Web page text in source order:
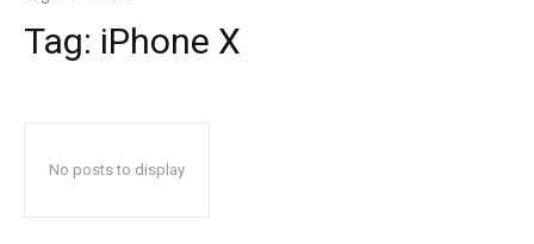
Tag: iPhone X
No posts to display